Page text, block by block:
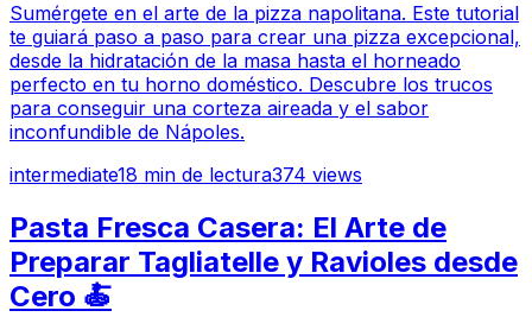
Sumérgete en el arte de la pizza napolitana. Este tutorial
te guiará paso a paso para crear una pizza excepcional,
desde la hidratación de la masa hasta el horneado
perfecto en tu horno doméstico. Descubre los trucos
para conseguir una corteza aireada y el sabor
inconfundible de Nápoles.
intermediate18 min de lectura374 views
Pasta Fresca Casera: El Arte de
Preparar Tagliatelle y Ravioles desde
Cero 🍝